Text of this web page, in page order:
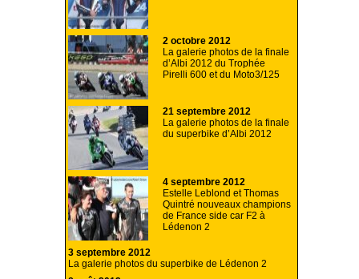
2 octobre 2012
La galerie photos de la finale
d’Albi 2012 du Trophée
Pirelli 600 et du Moto3/125
21 septembre 2012
La galerie photos de la finale
du superbike d’Albi 2012
4 septembre 2012
Estelle Leblond et Thomas
Quintré nouveaux champions
de France side car F2 à
Lédenon 2
3 septembre 2012
La galerie photos du superbike de Lédenon 2